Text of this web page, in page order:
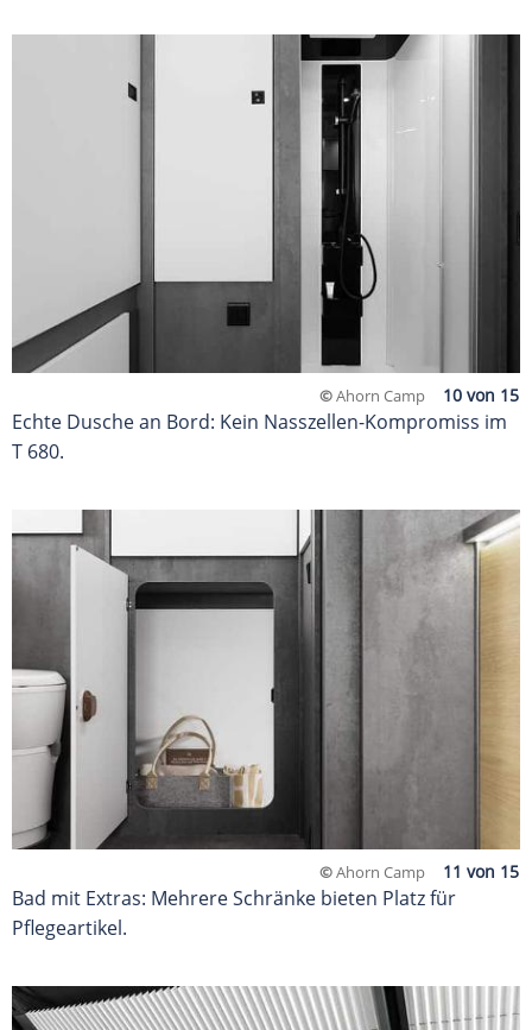
©Ahorn Camp
Echte Dusche an Bord: Kein Nasszellen-Kompromiss im
T 680.
©Ahorn Camp
Bad mit Extras: Mehrere Schränke bieten Platz für
Pflegeartikel.